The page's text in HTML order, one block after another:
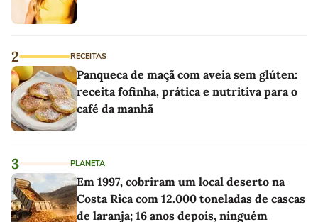
2 RECEITAS
Panqueca de maçã com aveia sem glúten:
receita fofinha, prática e nutritiva para o
café da manhã
3 PLANETA
Em 1997, cobriram um local deserto na
Costa Rica com 12.000 toneladas de cascas
de laranja; 16 anos depois, ninguém